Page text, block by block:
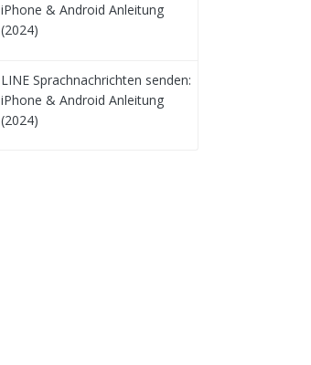
iPhone & Android Anleitung
(2024)
LINE Sprachnachrichten senden:
iPhone & Android Anleitung
(2024)